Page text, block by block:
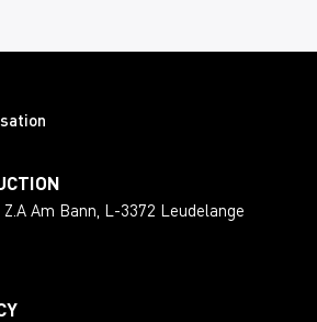
Am Bann, L-3372 Leudelange